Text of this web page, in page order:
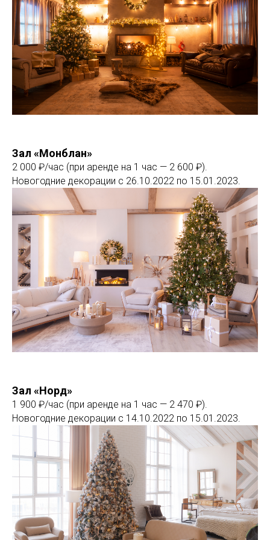
Зал «Монблан»
2 000 ₽/час (при аренде на 1 час — 2 600 ₽).
Новогодние декорации с 26.10.2022 по 15.01.2023.
Зал «Норд»
1 900 ₽/час (при аренде на 1 час — 2 470 ₽).
Новогодние декорации с 14.10.2022 по 15.01.2023.